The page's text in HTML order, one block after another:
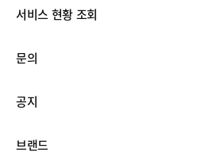
서비스 현황 조회
문의
공지
브랜드